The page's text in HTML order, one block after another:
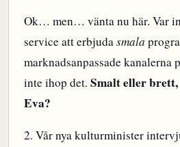
Ok… men… vänta nu här. Var
service att erbjudasmala
marknadsanpassade kanalerna
inte ihop det. Smalt eller
Eva?
2. Vår nya kulturminister